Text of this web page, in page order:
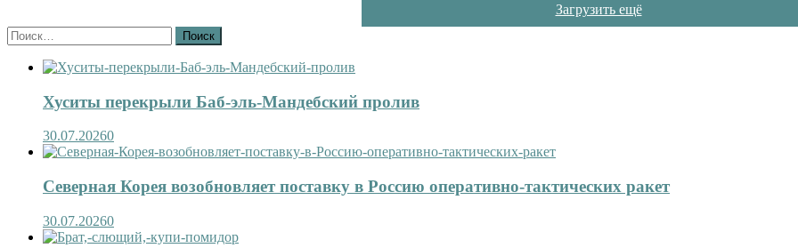
Загрузить ещё
Найти:
Хуситы перекрыли Баб-эль-Мандебский пролив
30.07.20260
Северная Корея возобновляет поставку в Россию оперативно-тактических ракет
30.07.20260